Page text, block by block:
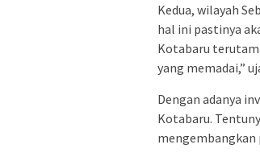
Kedua, wilayah
hal ini pastinya
Kotabaru
yang memadai,”
Dengan adanya
Kotabaru.
mengembangkan